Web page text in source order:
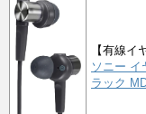
【有線イ
ソニー イ
ラック